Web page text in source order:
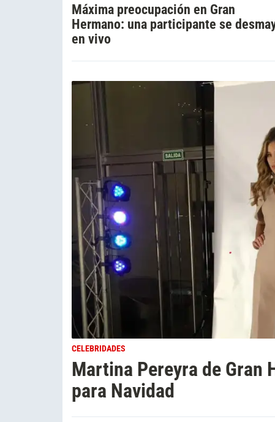
Máxima preocupación en Gran
Hermano: una participante se
en vivo
CELEBRIDADES
Martina Pereyra de Gran
para Navidad